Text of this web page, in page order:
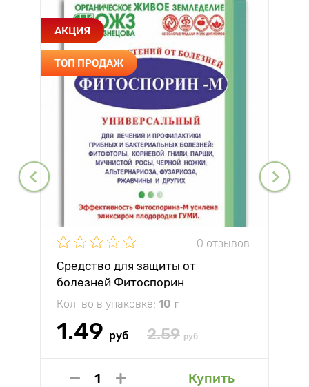
АКЦИЯ
ТОП ПРОДАЖ
0 отзывов
Средство для защиты от
болезней Фитоспорин
Кол-во в упаковке: 10 г
1.49 руб 2.59 руб
Купить